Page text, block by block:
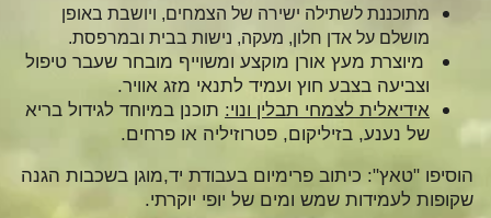
מתוכננת לשתילה ישירה של הצמחים, ויושבת באופן
מושלם על אדן חלון, מעקה, נישות בבית ובמרפסת.
מיוצרת מעץ אורן מוקצע ומשוייף מובחר שעבר טיפול
וצביעה בצבע חוץ ועמיד לתנאי מזג אוויר.
אידיאלית לצמחי תבלין ונוי: תוכנן במיוחד לגידול בריא
של נענע, בזיליקום, פטרוזיליה או פרחים.
הוסיפו "טאץ": כיתוב פרימיום בעבודת יד,מוגן בשכבות הגנה
שקופות לעמידות שמש ומים של יופי יוקרתי.